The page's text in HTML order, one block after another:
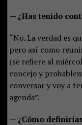
— ¿Has tenido
“No. La verdad es
pero así como
(se refiere al
concejo y
conversar y voy a
agenda”.
— ¿Cómo